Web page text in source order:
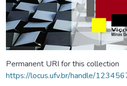
Permanent URI for this collection
https://locus.ufv.br/handle/